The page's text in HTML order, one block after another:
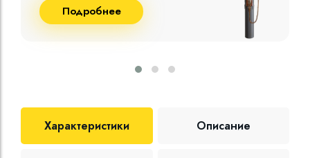
Подробнее
Характеристики Описание